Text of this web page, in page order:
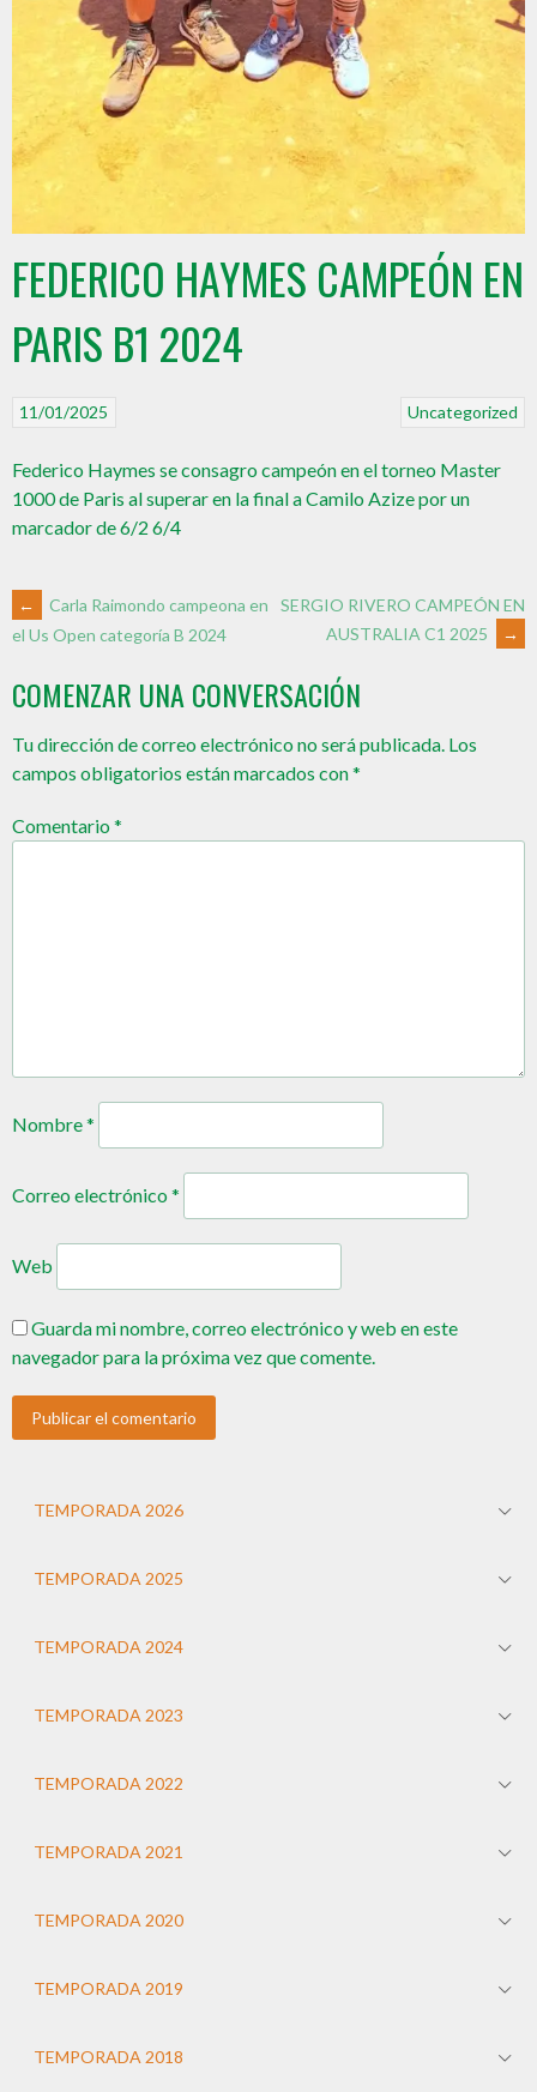
FEDERICO HAYMES CAMPEÓN EN
PARIS B1 2024
Uncategorized
11/01/2025
Federico Haymes se consagro campeón en el torneo Master
1000 de Paris al superar en la final a Camilo Azize por un
marcador de 6/2 6/4
←
Carla Raimondo campeona en
el Us Open categoría B 2024
SERGIO RIVERO CAMPEÓN EN
AUSTRALIA C1 2025
→
COMENZAR UNA CONVERSACIÓN
Tu dirección de correo electrónico no será publicada. Los
campos obligatorios están marcados con*
Comentario*
Nombre*
Correo electrónico*
Web
Guarda mi nombre, correo electrónico y web en este
navegador para la próxima vez que comente.
TEMPORADA 2026
TEMPORADA 2025
TEMPORADA 2024
TEMPORADA 2023
TEMPORADA 2022
TEMPORADA 2021
TEMPORADA 2020
TEMPORADA 2019
TEMPORADA 2018